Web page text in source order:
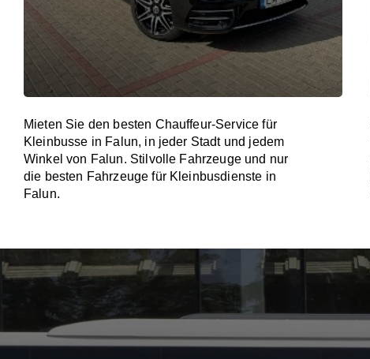
Mieten Sie den besten Chauffeur-Service für
Kleinbusse in Falun, in jeder Stadt und jedem
Winkel von Falun. Stilvolle Fahrzeuge und nur
die besten Fahrzeuge für Kleinbusdienste in
Falun.